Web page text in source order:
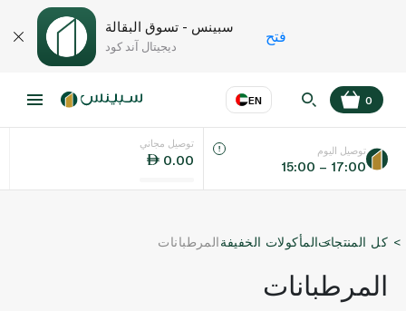
سبينس - تسوق البقالة
ديجيتال آند كود
فتح
EN
اللغة عر
KSA
0
توصيل مجاني
0.00
توصيل اليوم
15:00 – 17:00
كل المنتجاتالمأكولات الخفيفةالمرطبانات
المرطبانات